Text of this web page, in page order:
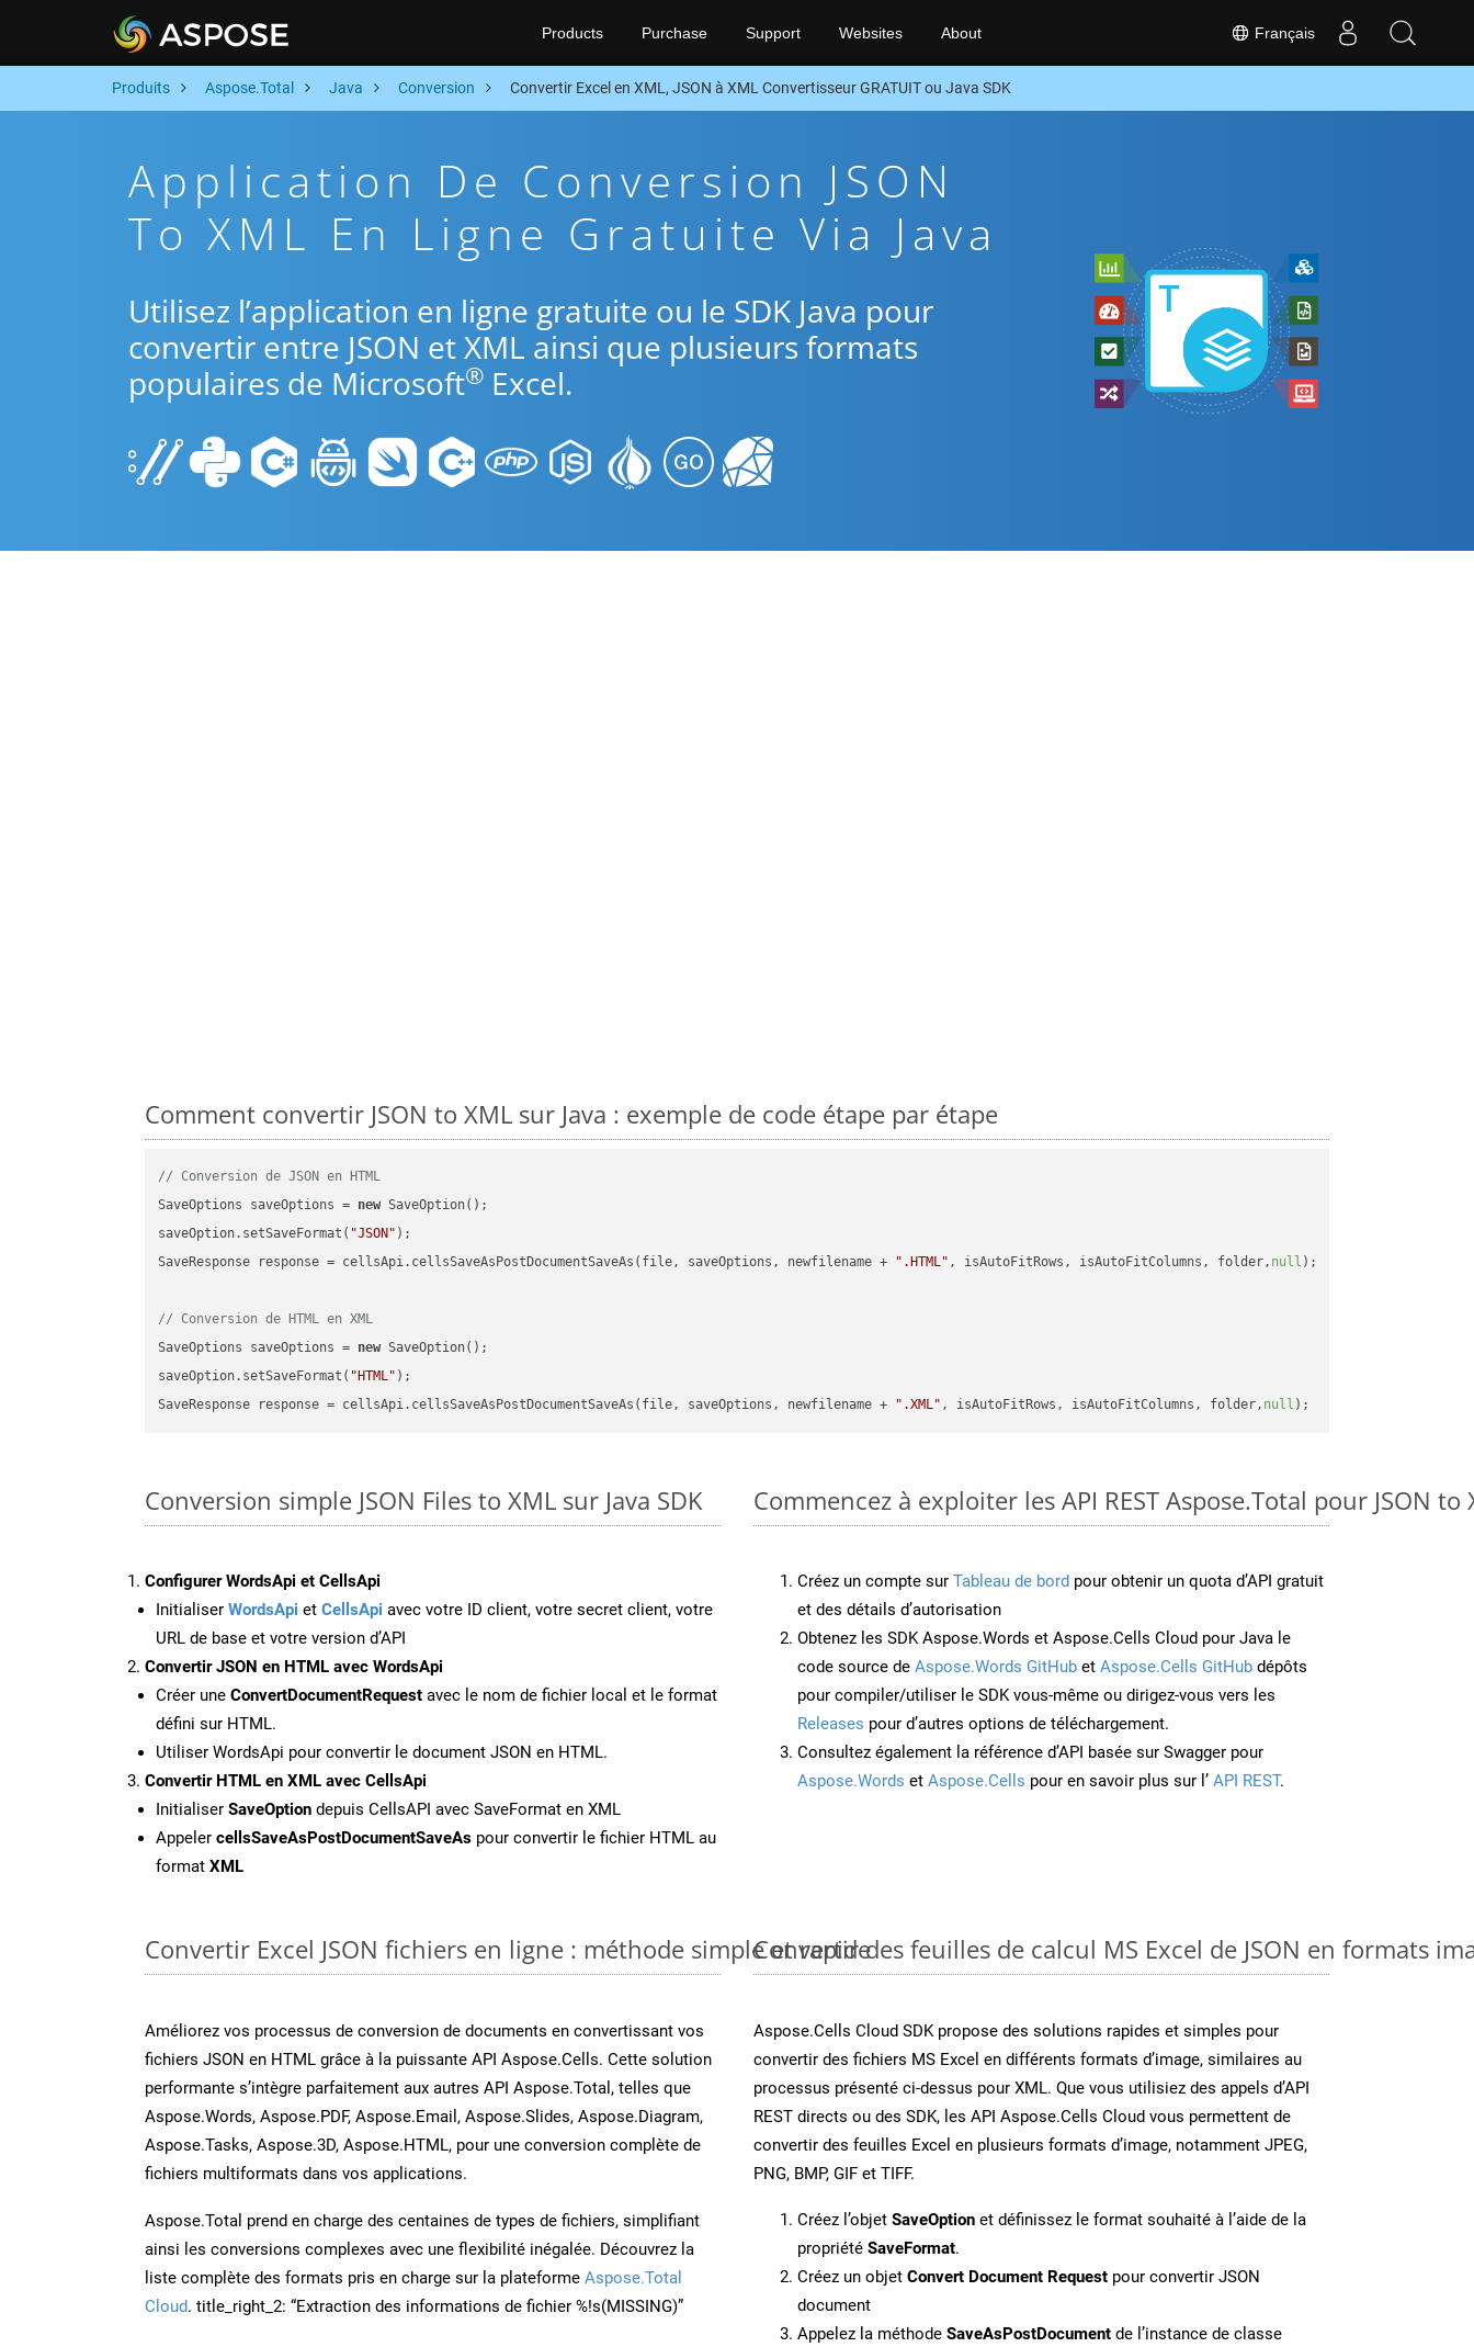
Français
Products Purchase Support Websites About
Produits Aspose.Total Java Conversion Convertir Excel en XML, JSON à XML Convertisseur GRATUIT ou Java SDK
Application De Conversion JSON
To XML En Ligne Gratuite Via Java
Utilisez l’application en ligne gratuite ou le SDK Java pour
convertir entre JSON et XML ainsi que plusieurs formats
populaires de Microsoft® Excel.
Comment convertir JSON to XML sur Java : exemple de code étape par étape
// Conversion de JSON en HTML
SaveOptions saveOptions = new SaveOption();
saveOption.setSaveFormat( "JSON" );
SaveResponse response = cellsApi.cellsSaveAsPostDocumentSaveAs(file, saveOptions, newfilename +
".HTML" , isAutoFitRows, isAutoFitColumns, folder, null );
// Conversion de HTML en XML
SaveOptions saveOptions = new SaveOption();
saveOption.setSaveFormat( "HTML" );
SaveResponse response = cellsApi.cellsSaveAsPostDocumentSaveAs(file, saveOptions, newfilename +
".XML" , isAutoFitRows, isAutoFitColumns, folder, null
Conversion simple JSON Files to XML sur Java SDK
Configurer WordsApi et CellsApi
Initialiser WordsApi et CellsApi avec votre ID client, votre secret client, votre
URL de base et votre version d’API
Convertir JSON en HTML avec WordsApi
Créer une ConvertDocumentRequest avec le nom de fichier local et le format
défini sur HTML.
Utiliser WordsApi pour convertir le document JSON en HTML.
Convertir HTML en XML avec CellsApi
Initialiser SaveOption depuis CellsAPI avec SaveFormat en XML
Appeler cellsSaveAsPostDocumentSaveAs pour convertir le fichier HTML au
format XML
Commencez à exploiter les API REST Aspose.Total pour JSON to
Créez un compte sur Tableau de bord pour obtenir un quota d’API gratuit
et des détails d’autorisation
Obtenez les SDK Aspose.Words et Aspose.Cells Cloud pour Java le
code source de Aspose.Words GitHub et Aspose.Cells GitHub dépôts
pour compiler/utiliser le SDK vous-même ou dirigez-vous vers les
Releases pour d’autres options de téléchargement.
Consultez également la référence d’API basée sur Swagger pour
Aspose.Words et Aspose.Cells pour en savoir plus sur l’ API REST.
Convertir Excel JSON fichiers en ligne : méthode simple et rapide
Améliorez vos processus de conversion de documents en convertissant vos
fichiers JSON en HTML grâce à la puissante API Aspose.Cells. Cette solution
performante s’intègre parfaitement aux autres API Aspose.Total, telles que
Aspose.Words, Aspose.PDF, Aspose.Email, Aspose.Slides, Aspose.Diagram,
Aspose.Tasks, Aspose.3D, Aspose.HTML, pour une conversion complète de
fichiers multiformats dans vos applications.
Aspose.Total prend en charge des centaines de types de fichiers, simplifiant
ainsi les conversions complexes avec une flexibilité inégalée. Découvrez la
liste complète des formats pris en charge sur la plateforme Aspose.Total
Cloud. title_right_2: “Extraction des informations de fichier %!s(MISSING)”
Convertir des feuilles de calcul MS Excel de JSON en formats
Aspose.Cells Cloud SDK propose des solutions rapides et simples pour
convertir des fichiers MS Excel en différents formats d’image, similaires au
processus présenté ci-dessus pour XML. Que vous utilisiez des appels d’API
REST directs ou des SDK, les API Aspose.Cells Cloud vous permettent de
convertir des feuilles Excel en plusieurs formats d’image, notamment JPEG,
PNG, BMP, GIF et TIFF.
Créez l’objet SaveOption et définissez le format souhaité à l’aide de la
propriété SaveFormat.
Créez un objet Convert Document Request pour convertir JSON
document
Appelez la méthode SaveAsPostDocument de l’instance de classe